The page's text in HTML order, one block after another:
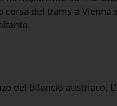
dei trams a Vienna
del bilancio austriaco.